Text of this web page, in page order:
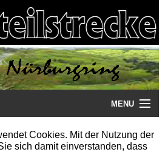
MENU
Cookies. Mit der Nutzung der
sich damit einverstanden, dass